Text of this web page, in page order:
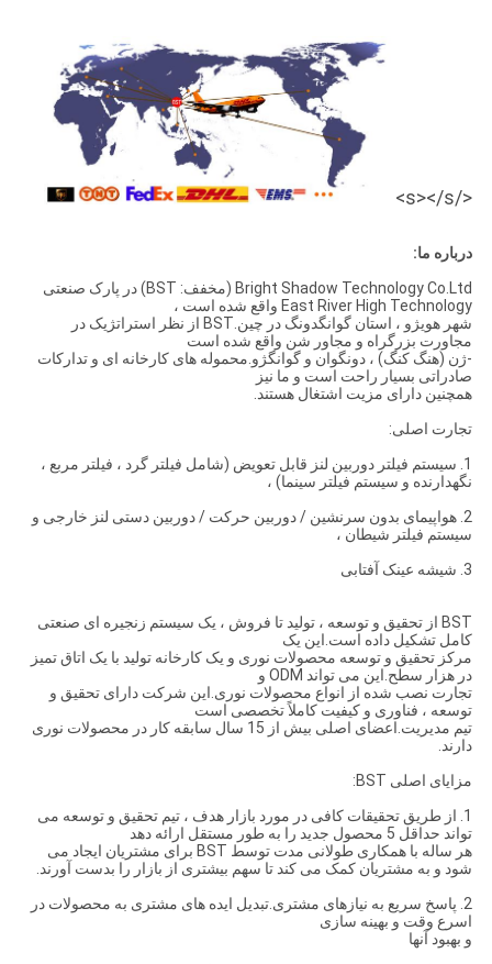
</s></s>
درباره ما:
Bright Shadow Technology Co.Ltd (مخفف: BST) در پارک صنعتی
East River High Technology واقع شده است ،
شهر هویژو ، استان گوانگدونگ در چین.BST از نظر استراتژیک در
مجاورت بزرگراه و مجاور شن واقع شده است
-ژن (هنگ کنگ) ، دونگوان و گوانگژو.محموله های کارخانه ای و تدارکات
صادراتی بسیار راحت است و ما نیز
همچنین دارای مزیت اشتغال هستند.
تجارت اصلی:
1. سیستم فیلتر دوربین لنز قابل تعویض (شامل فیلتر گرد ، فیلتر مربع ،
نگهدارنده و سیستم فیلتر سینما) ،
2. هواپیمای بدون سرنشین / دوربین حرکت / دوربین دستی لنز خارجی و
سیستم فیلتر شیطان ،
3. شیشه عینک آفتابی
BST از تحقیق و توسعه ، تولید تا فروش ، یک سیستم زنجیره ای صنعتی
کامل تشکیل داده است.این یک
مرکز تحقیق و توسعه محصولات نوری و یک کارخانه تولید با یک اتاق تمیز
در هزار سطح.این می تواند ODM و
تجارت نصب شده از انواع محصولات نوری.این شرکت دارای تحقیق و
توسعه ، فناوری و کیفیت کاملاً تخصصی است
تیم مدیریت.اعضای اصلی بیش از 15 سال سابقه کار در محصولات نوری
دارند.
مزایای اصلی BST:
1. از طریق تحقیقات کافی در مورد بازار هدف ، تیم تحقیق و توسعه می
تواند حداقل 5 محصول جدید را به طور مستقل ارائه دهد
هر ساله با همکاری طولانی مدت توسط BST برای مشتریان ایجاد می
شود و به مشتریان کمک می کند تا سهم بیشتری از بازار را بدست آورند.
2. پاسخ سریع به نیازهای مشتری.تبدیل ایده های مشتری به محصولات در
اسرع وقت و بهینه سازی
و بهبود آنها